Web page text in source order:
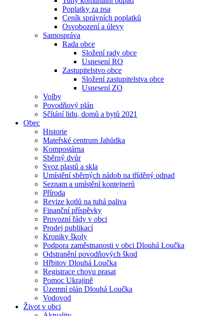
Poplatky za psa
Ceník správních poplatků
Osvobození a úlevy
Samospráva
Rada obce
Složení rady obce
Usnesení RO
Zastupitelstvo obce
Složení zastupitelstva obce
Usnesení ZO
Volby
Povodňový plán
Sčítání lidu, domů a bytů 2021
Obec
Historie
Mateřské centrum Jahůdka
Kompostárna
Sběrný dvůr
Svoz plastů a skla
Umístění sběrných nádob na tříděný odpad
Seznam a umístění kontejnerů
Příroda
Revize kotlů na tuhá paliva
Finanční příspěvky
Provozní řády v obci
Prodej publikací
Kroniky školy
Podpora zaměstnanosti v obci Dlouhá Loučka
Odstranění povodňových škod
Hřbitov Dlouhá Loučka
Registrace chovu prasat
Pomoc Ukrajině
Územní plán Dlouhá Loučka
Vodovod
Život v obci